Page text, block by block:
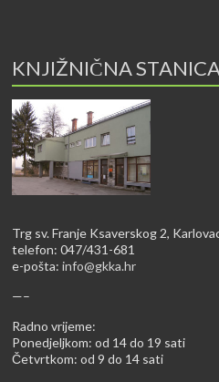
KNJIŽNIČNA
Trg sv. Franje Ksaverskog 2,
telefon: 047/431-681
e-pošta:info@gkka.hr
—–
Radno vrijeme:
Ponedjeljkom: od 14 do 19 sati
Četvrtkom: od 9 do 14 sati